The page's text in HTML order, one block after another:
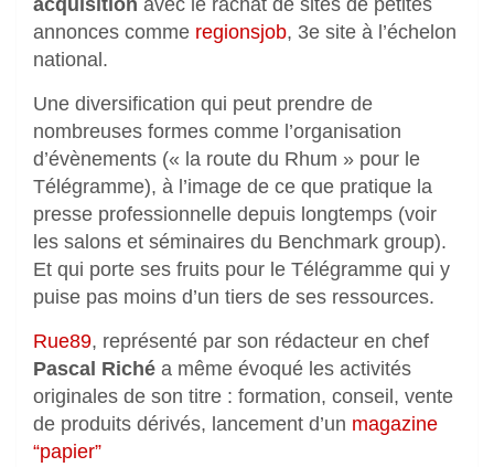
annonces comme regionsjob, 3e site à l’échelon
national.
Une diversification qui peut prendre de
nombreuses formes comme l’organisation
d’évènements (« la route du Rhum » pour le
Télégramme), à l’image de ce que pratique la
presse professionnelle depuis longtemps (voir
les salons et séminaires du Benchmark group).
Et qui porte ses fruits pour le Télégramme qui y
puise pas moins d’un tiers de ses ressources.
Rue89, représenté par son rédacteur en chef
Pascal Riché a même évoqué les activités
originales de son titre : formation, conseil, vente
de produits dérivés, lancement d’un magazine
“papier”